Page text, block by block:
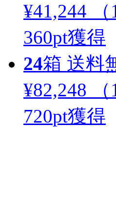
¥41,244
360pt獲得
24箱 送料
¥82,248
720pt獲得